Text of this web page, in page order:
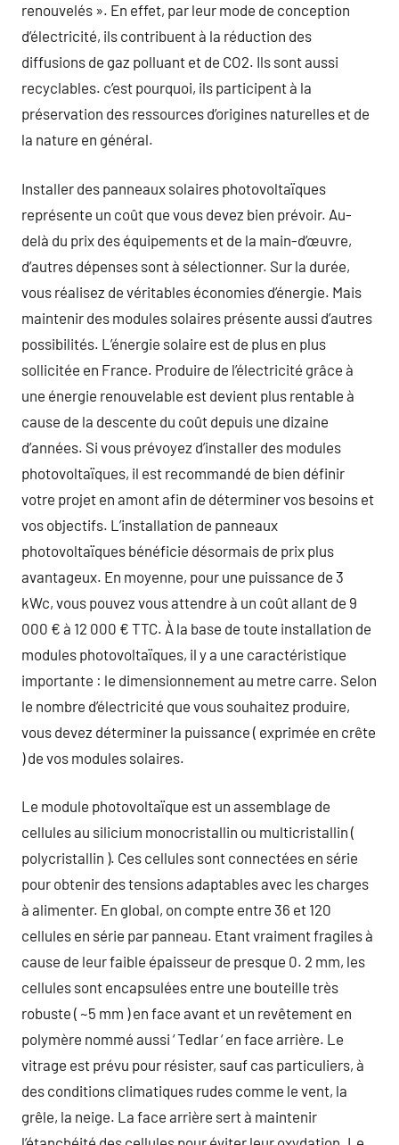
renouvelés ». En effet, par leur mode de conception
d’électricité, ils contribuent à la réduction des
diffusions de gaz polluant et de CO2. Ils sont aussi
recyclables. c’est pourquoi, ils participent à la
préservation des ressources d’origines naturelles et de
la nature en général.
Installer des panneaux solaires photovoltaïques
représente un coût que vous devez bien prévoir. Au-
delà du prix des équipements et de la main-d’œuvre,
d’autres dépenses sont à sélectionner. Sur la durée,
vous réalisez de véritables économies d’énergie. Mais
maintenir des modules solaires présente aussi d’autres
possibilités. L’énergie solaire est de plus en plus
sollicitée en France. Produire de l’électricité grâce à
une énergie renouvelable est devient plus rentable à
cause de la descente du coût depuis une dizaine
d’années. Si vous prévoyez d’installer des modules
photovoltaïques, il est recommandé de bien définir
votre projet en amont afin de déterminer vos besoins et
vos objectifs. L’installation de panneaux
photovoltaïques bénéficie désormais de prix plus
avantageux. En moyenne, pour une puissance de 3
kWc, vous pouvez vous attendre à un coût allant de 9
000 € à 12 000 € TTC. À la base de toute installation de
modules photovoltaïques, il y a une caractéristique
importante : le dimensionnement au metre carre. Selon
le nombre d’électricité que vous souhaitez produire,
vous devez déterminer la puissance ( exprimée en crête
) de vos modules solaires.
Le module photovoltaïque est un assemblage de
cellules au silicium monocristallin ou multicristallin (
polycristallin ). Ces cellules sont connectées en série
pour obtenir des tensions adaptables avec les charges
à alimenter. En global, on compte entre 36 et 120
cellules en série par panneau. Etant vraiment fragiles à
cause de leur faible épaisseur de presque 0. 2 mm, les
cellules sont encapsulées entre une bouteille très
robuste ( ~5 mm ) en face avant et un revêtement en
polymère nommé aussi ‘ Tedlar ‘ en face arrière. Le
vitrage est prévu pour résister, sauf cas particuliers, à
des conditions climatiques rudes comme le vent, la
grêle, la neige. La face arrière sert à maintenir